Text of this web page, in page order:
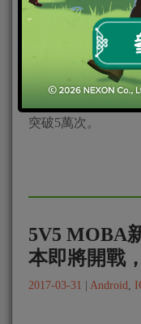
年度最紓壓的騎
越時空與歷史名將
突破5萬次。
5V5 MOBA
本即將開戰
2017-03-31 Android